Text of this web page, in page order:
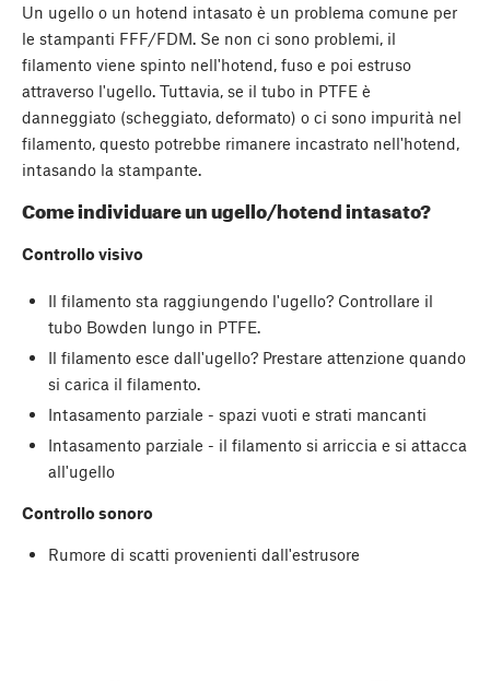
Un ugello o un hotend intasato è un problema comune per
le stampanti FFF/FDM. Se non ci sono problemi, il
filamento viene spinto nell'hotend, fuso e poi estruso
attraverso l'ugello. Tuttavia, se il tubo in PTFE è
danneggiato (scheggiato, deformato) o ci sono impurità nel
filamento, questo potrebbe rimanere incastrato nell'hotend,
intasando la stampante.
Come individuare un ugello/hotend intasato?
Controllo visivo
Il filamento sta raggiungendo l'ugello? Controllare il
tubo Bowden lungo in PTFE.
Il filamento esce dall'ugello? Prestare attenzione quando
si carica il filamento.
Intasamento parziale - spazi vuoti e strati mancanti
Intasamento parziale - il filamento si arriccia e si attacca
all'ugello
Controllo sonoro
Rumore di scatti provenienti dall'estrusore